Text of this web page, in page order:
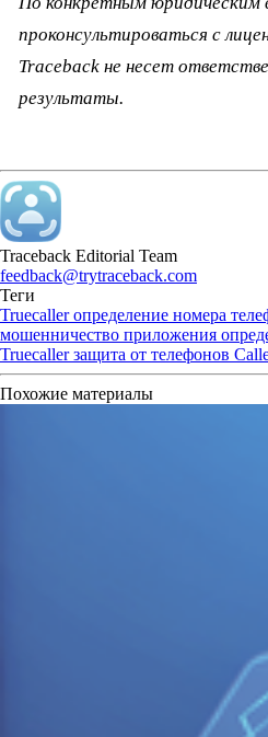
проконсультироваться с
Traceback не несет
результаты.
Traceback Editorial Team
feedback@trytraceback.com
Теги
Truecallerопределение номера
мошенничество приложения
Truecallerзащита от телефонов
Похожие материалы